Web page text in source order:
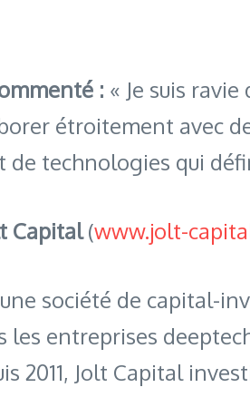
: « Je suis
étroitement avec
de technologies qui
Capital(www.jolt-
société de capital-
les entreprises
2011, Jolt Capital